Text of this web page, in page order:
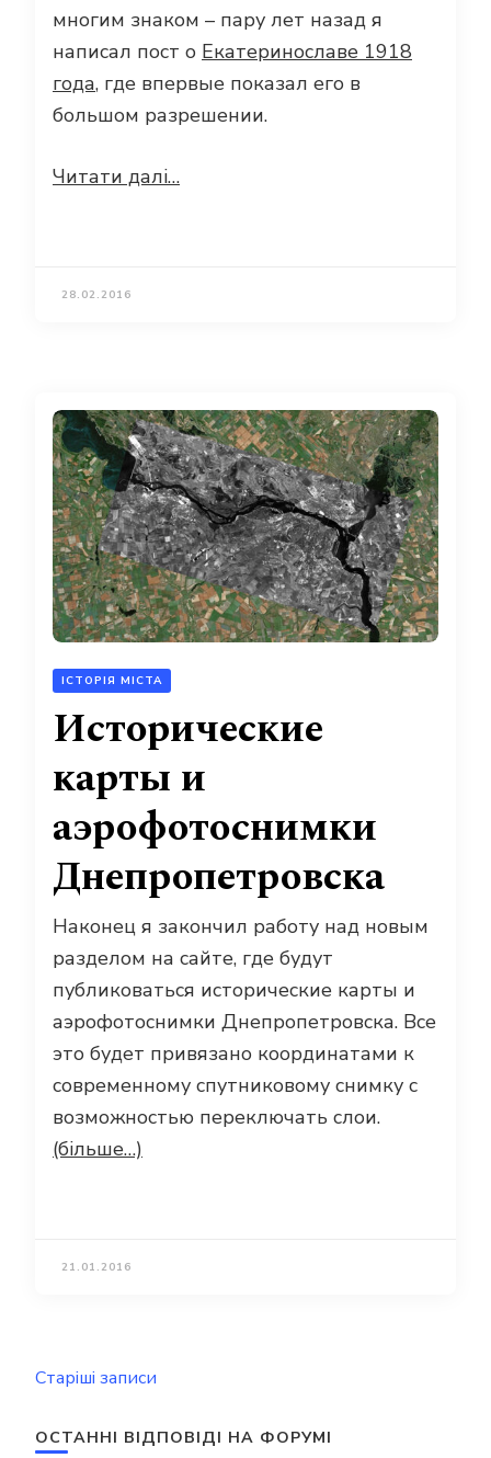
многим знаком – пару лет назад я
написал пост о Екатеринославе 1918
года, где впервые показал его в
большом разрешении.
Читати далі…
28.02.2016
ІСТОРІЯ МІСТА
Исторические
карты и
аэрофотоснимки
Днепропетровска
Наконец я закончил работу над новым
разделом на сайте, где будут
публиковаться исторические карты и
аэрофотоснимки Днепропетровска. Все
это будет привязано координатами к
современному спутниковому снимку с
возможностью переключать слои.
(більше…)
21.01.2016
Навігація
записами
Старіші записи
ОСТАННІ ВІДПОВІДІ НА ФОРУМІ